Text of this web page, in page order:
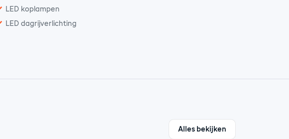
LED koplampen
LED dagrijverlichting
Alles bekijken